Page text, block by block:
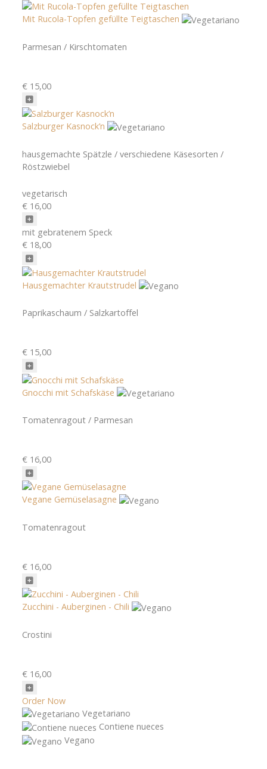
Mit Rucola-Topfen gefüllte Teigtaschen
Parmesan / Kirschtomaten
€ 15,00
Salzburger Kasnock’n
hausgemachte Spätzle / verschiedene Käsesorten /
Röstzwiebel
vegetarisch
€ 16,00
mit gebratenem Speck
€ 18,00
Hausgemachter Krautstrudel
Paprikaschaum / Salzkartoffel
€ 15,00
Gnocchi mit Schafskäse
Tomatenragout / Parmesan
€ 16,00
Vegane Gemüselasagne
Tomatenragout
€ 16,00
Zucchini - Auberginen - Chili
Crostini
€ 16,00
Order Now
Vegetariano
Contiene nueces
Vegano